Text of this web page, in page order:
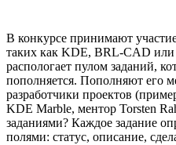
В конкурсе принимают
таких как KDE, BRL-CAD или
распологает пулом заданий,
пополняется. Пополняют его
разработчики проектов
KDE Marble, ментор Torsten
заданиями? Каждое задание
полями: статус, описание,